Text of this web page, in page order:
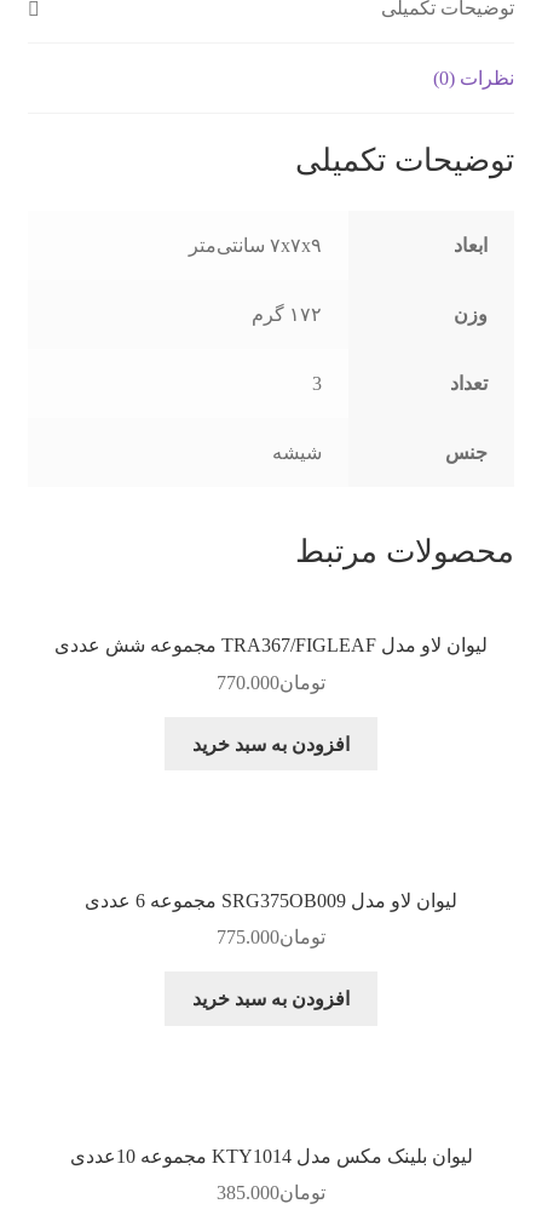
توضیحات تکمیلی
نظرات (0)
توضیحات تکمیلی
ابعاد ۷x۷x۹ سانتی‌متر
وزن ۱۷۲ گرم
تعداد 3
جنس شیشه
محصولات مرتبط
لیوان لاو مدل TRA367/FIGLEAF مجموعه شش عددی
تومان770.000
افزودن به سبد خرید
لیوان لاو مدل SRG375OB009 مجموعه 6 عددی
تومان775.000
افزودن به سبد خرید
لیوان بلینک مکس مدل KTY1014 مجموعه 10عددی
تومان385.000